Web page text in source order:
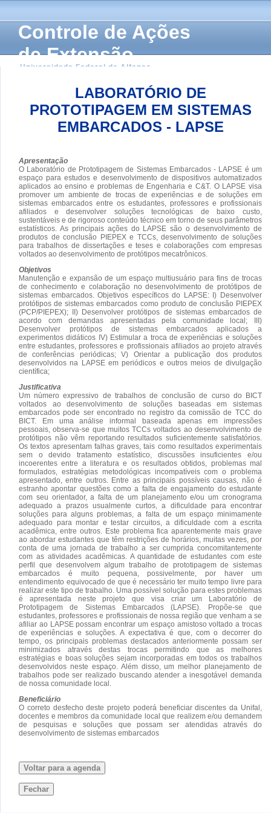
Controle de Ações
de Extensão
Universidade Federal de Alfenas
LABORATÓRIO DE
PROTOTIPAGEM EM SISTEMAS
EMBARCADOS - LAPSE
Apresentação
O Laboratório de Prototipagem de Sistemas Embarcados - LAPSE é um
espaço para estudos e desenvolvimento de dispositivos automatizados
aplicados ao ensino e problemas de Engenharia e C&T. O LAPSE visa
promover um ambiente de trocas de experiências e de soluções em
sistemas embarcados entre os estudantes, professores e profissionais
afiliados e desenvolver soluções tecnológicas de baixo custo,
sustentáveis e de rigoroso conteúdo técnico em torno de seus parâmetros
estatísticos. As principais ações do LAPSE são o desenvolvimento de
produtos de conclusão PIEPEX e TCCs, desenvolvimento de soluções
para trabalhos de dissertações e teses e colaborações com empresas
voltados ao desenvolvimento de protótipos mecatrônicos.
Objetivos
Manutenção e expansão de um espaço multiusuário para fins de trocas
de conhecimento e colaboração no desenvolvimento de protótipos de
sistemas embarcados. Objetivos específicos do LAPSE: I) Desenvolver
protótipos de sistemas embarcados como produto de conclusão PIEPEX
(PCP/PIEPEX); II) Desenvolver protótipos de sistemas embarcados de
acordo com demandas apresentadas pela comunidade local; III)
Desenvolver protótipos de sistemas embarcados aplicados a
experimentos didáticos IV) Estimular a troca de experiências e soluções
entre estudantes, professores e profissionais afiliados ao projeto através
de conferências periódicas; V) Orientar a publicação dos produtos
desenvolvidos na LAPSE em periódicos e outros meios de divulgação
científica;
Justificativa
Um número expressivo de trabalhos de conclusão de curso do BICT
voltados ao desenvolvimento de soluções baseadas em sistemas
embarcados pode ser encontrado no registro da comissão de TCC do
BICT. Em uma análise informal baseada apenas em impressões
pessoais, observa-se que muitos TCCs voltados ao desenvolvimento de
protótipos não vêm reportando resultados suficientemente satisfatórios.
Os textos apresentam falhas graves, tais como resultados experimentais
sem o devido tratamento estatístico, discussões insuficientes e/ou
incoerentes entre a literatura e os resultados obtidos, problemas mal
formulados, estratégias metodológicas incompatíveis com o problema
apresentado, entre outros. Entre as principais possíveis causas, não é
estranho apontar questões como a falta de engajamento do estudante
com seu orientador, a falta de um planejamento e/ou um cronograma
adequado a prazos usualmente curtos, a dificuldade para encontrar
soluções para alguns problemas, a falta de um espaço minimamente
adequado para montar e testar circuitos, a dificuldade com a escrita
acadêmica, entre outros. Este problema fica aparentemente mais grave
ao abordar estudantes que têm restrições de horários, muitas vezes, por
conta de uma jornada de trabalho a ser cumprida concomitantemente
com as atividades acadêmicas. A quantidade de estudantes com este
perfil que desenvolvem algum trabalho de prototipagem de sistemas
embarcados é muito pequena, possivelmente, por haver um
entendimento equivocado de que é necessário ter muito tempo livre para
realizar este tipo de trabalho. Uma possível solução para estes problemas
é apresentada neste projeto que visa criar um Laboratório de
Prototipagem de Sistemas Embarcados (LAPSE). Propõe-se que
estudantes, professores e profissionais de nossa região que venham a se
afiliar ao LAPSE possam encontrar um espaço amistoso voltado a trocas
de experiências e soluções. A expectativa é que, com o decorrer do
tempo, os principais problemas destacados anteriormente possam ser
minimizados através destas trocas permitindo que as melhores
estratégias e boas soluções sejam incorporadas em todos os trabalhos
desenvolvidos neste espaço. Além disso, um melhor planejamento de
trabalhos pode ser realizado buscando atender a inesgotável demanda
de nossa comunidade local.
Beneficiário
O correto desfecho deste projeto poderá beneficiar discentes da Unifal,
docentes e membros da comunidade local que realizem e/ou demandem
de pesquisas e soluções que possam ser atendidas através do
desenvolvimento de sistemas embarcados
Voltar para a agenda
Fechar